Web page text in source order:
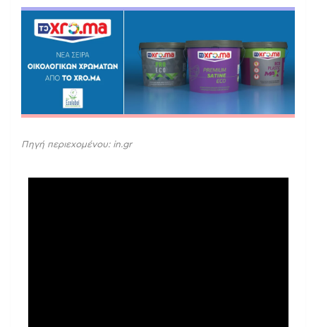
Πηγή περιεχομένου: in.gr